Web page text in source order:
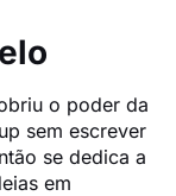
o poder da
sem escrever
se dedica a
em